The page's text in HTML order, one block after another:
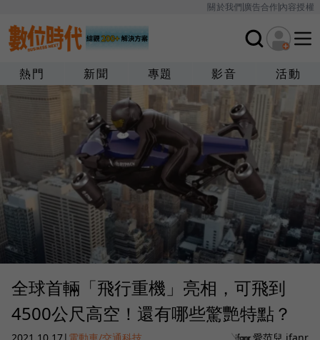
關於我們廣告合作內容授權
熱門 新聞 專題 影音 活動
全球首輛「飛行重機」亮相，可飛到
4500公尺高空！還有哪些驚艷特點？